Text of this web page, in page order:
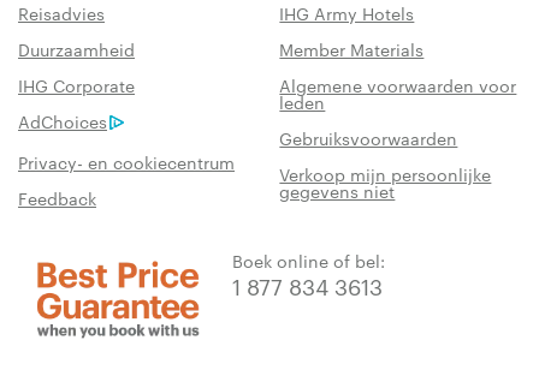
Reisadvies
IHG Army Hotels
Duurzaamheid
Member Materials
IHG Corporate
Algemene voorwaarden voor
leden
AdChoices
Gebruiksvoorwaarden
Privacy- en cookiecentrum
Verkoop mijn persoonlijke
gegevens niet
Feedback
Boek online of bel:
1 877 834 3613